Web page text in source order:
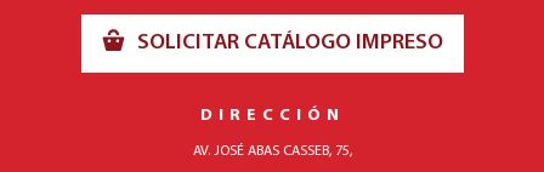
SOLICITAR CATÁLOGO IMPRESO
DIRECCIÓN
AV. JOSÉ ABAS CASSEB, 75,